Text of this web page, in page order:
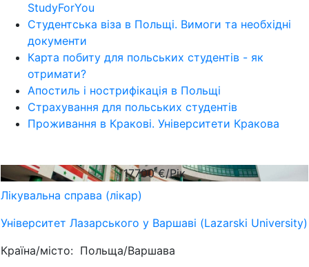
StudyForYou
Студентська віза в Польщі. Вимоги та необхідні
документи
Карта побиту для польських студентів - як
отримати?
Апостиль і нострифікація в Польщі
Страхування для польських студентів
Проживання в Кракові. Університети Кракова
17700€/Рік
Лікувальна справа (лікар)
Університет Лазарського у Варшаві (Lazarski University)
Країна/місто: Польща/Варшава